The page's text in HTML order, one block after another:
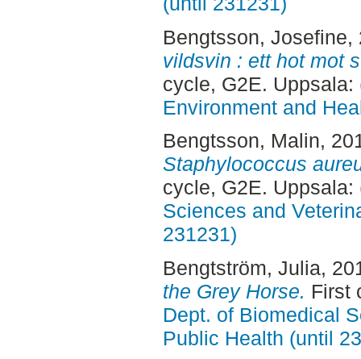
Bengtsson, Josefine,
vildsvin : ett hot mot
cycle, G2E. Uppsala:
Environment and
Bengtsson, Malin,
Staphylococcus
cycle, G2E. Uppsala:
Sciences and
231231)
Bengtström, Julia,
the Grey Horse. First
Dept. of Biomedical
Public Health (until